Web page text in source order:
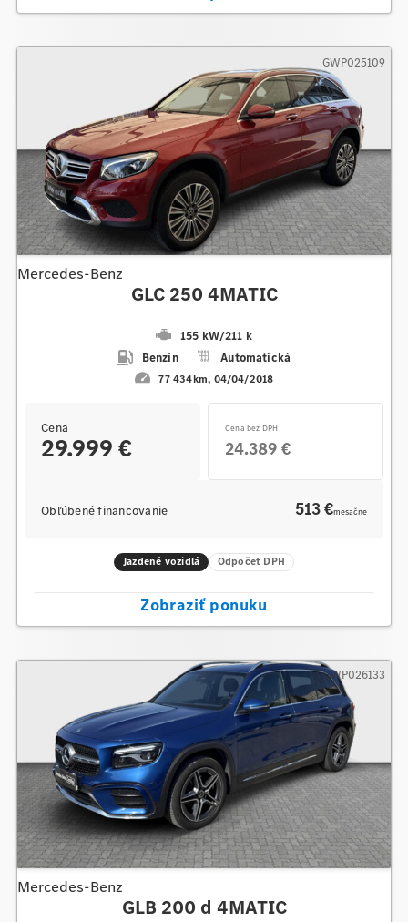
Mercedes-Benz
GLC 250 4MATIC
155 kW/211 k
Benzín
Automatická
77 434km 04/04/2018
GWP025109
Cena
29.999 €
Cena bez DPH
24.389 €
Obľúbené financovanie 513 €mesačne
Jazdené vozidlá Odpočet DPH
Zobraziť ponuku
Mercedes-Benz
GLB 200 d 4MATIC
GWP026133